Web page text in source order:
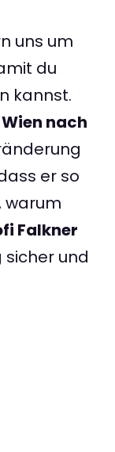
uns um
du
kannst.
nach
er so
warum
Falkner
sicher und